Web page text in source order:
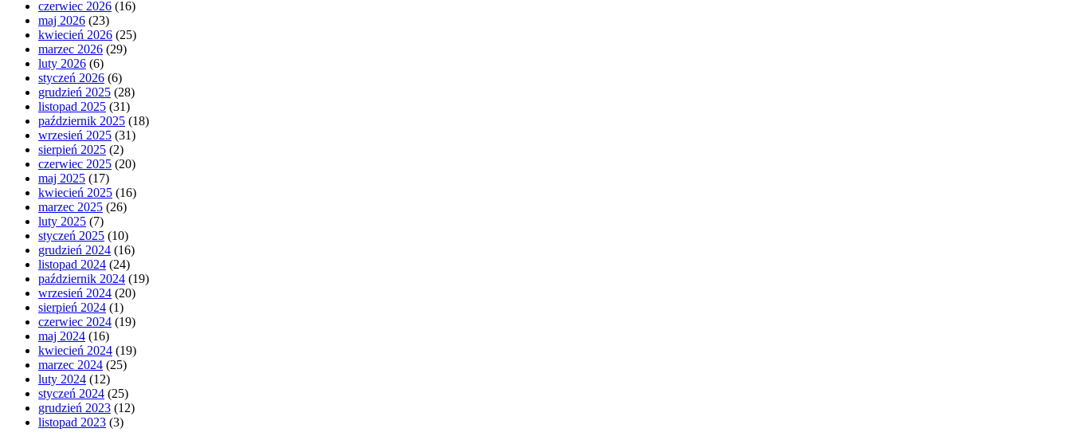
czerwiec 2026 (16)
maj 2026 (23)
kwiecień 2026 (25)
marzec 2026 (29)
luty 2026 (6)
styczeń 2026 (6)
grudzień 2025 (28)
listopad 2025 (31)
październik 2025 (18)
wrzesień 2025 (31)
sierpień 2025 (2)
czerwiec 2025 (20)
maj 2025 (17)
kwiecień 2025 (16)
marzec 2025 (26)
luty 2025 (7)
styczeń 2025 (10)
grudzień 2024 (16)
listopad 2024 (24)
październik 2024 (19)
wrzesień 2024 (20)
sierpień 2024 (1)
czerwiec 2024 (19)
maj 2024 (16)
kwiecień 2024 (19)
marzec 2024 (25)
luty 2024 (12)
styczeń 2024 (25)
grudzień 2023 (12)
listopad 2023 (3)